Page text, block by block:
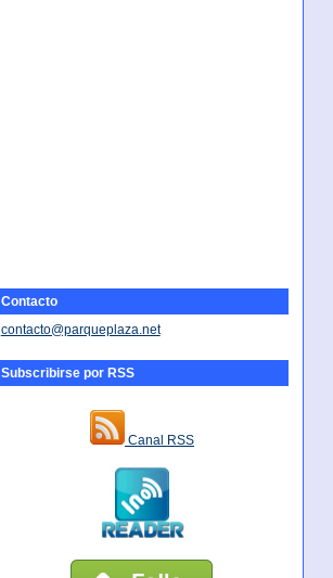
Contacto
contacto@parqueplaza.net
Subscribirse por RSS
Canal RSS